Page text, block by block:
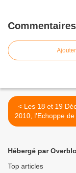
Commentaires
< Les 18 et 19 Décembre
2010, l'Echoppe de
Mont et Marré
Hébergé par
Top articles